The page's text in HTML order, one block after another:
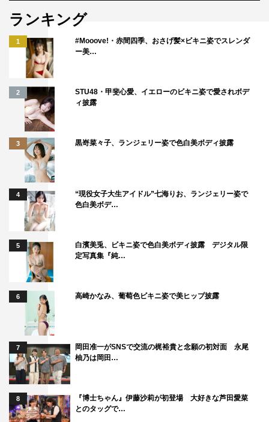
ランキング
1
#Mooove!・赤間四季、おさげ髪×ビキニ姿でスレンダ
ー美…
2
STU48・甲斐心愛、イエローのビキニ姿で愛されボデ
ィ披露
3 黒嵜菜々子、ランジェリー姿で色白美ボディ披露
4
“現役女子大生アイドル”七海りお、ランジェリー姿で
色白美ボデ…
5
白濱美兎、ビキニ姿で色白美ボディ披露 デジタル限
定写真集『純…
6 高崎かなみ、葡萄色ビキニ姿で美ヒップ披露
7
岡田准一がSNSで交流の梶裕貴と念願の初対面 永尾
柚乃は岡田…
8
『博士ちゃん』伊藤沙莉が初登場 大好きな芦田愛菜
とのタッグで…